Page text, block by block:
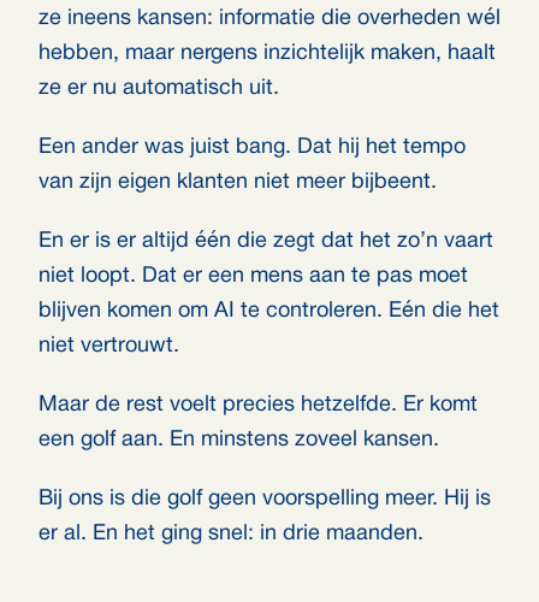
ze ineens kansen: informatie die overheden wél
hebben, maar nergens inzichtelijk maken, haalt
ze er nu automatisch uit.
Een ander was juist bang. Dat hij het tempo
van zijn eigen klanten niet meer bijbeent.
En er is er altijd één die zegt dat het zo’n vaart
niet loopt. Dat er een mens aan te pas moet
blijven komen om AI te controleren. Eén die het
niet vertrouwt.
Maar de rest voelt precies hetzelfde. Er komt
een golf aan. En minstens zoveel kansen.
Bij ons is die golf geen voorspelling meer. Hij is
er al. En het ging snel: in drie maanden.